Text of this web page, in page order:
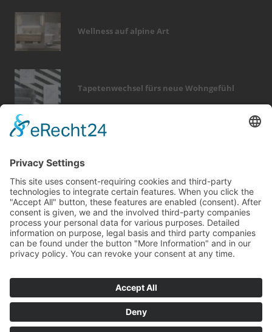
Wellness auf alpine Art
Tapetenwechsel fürs neue Wohngefühl
photovoltaik sanieren heizung
smart home
badezimmer
wärme zaun
modernisieren
renovieren
entfeuchtung türen
rund ums haus
hausbau
beratung holz
finanzierung